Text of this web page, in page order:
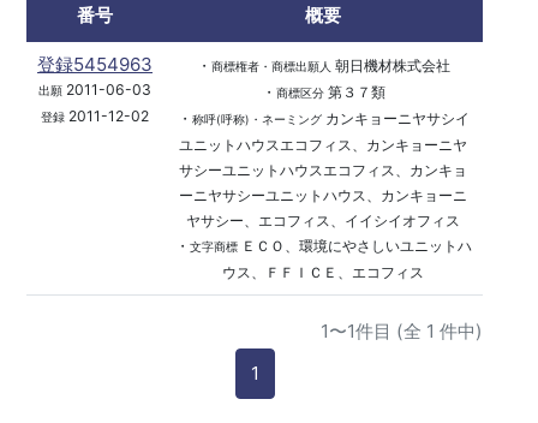
番号
概要
登録5454963
出願 2011-06-03
登録 2011-12-02
・ 商標権者・商標出願人 朝日機材株式会社
・ 商標区分第３７類
・ 称呼(呼称)・ネーミングカンキョーニヤサシイ
ユニットハウスエコフィス、カンキョーニヤ
サシーユニットハウスエコフィス、カンキョ
ーニヤサシーユニットハウス、カンキョーニ
ヤサシー、エコフィス、イイシイオフィス
・ 文字商標ＥＣＯ、環境にやさしいユニットハ
ウス、ＦＦＩＣＥ、エコフィス
1〜1件目 (全 1 件中)
1